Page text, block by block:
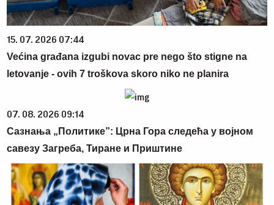
15. 07. 2026 07:44
Većina građana izgubi novac pre nego što stigne na
letovanje - ovih 7 troškova skoro niko ne planira
07. 08. 2026 09:14
Сазнања „Политике”: Црна Гора следећа у војном
савезу Загреба, Тиране и Приштине